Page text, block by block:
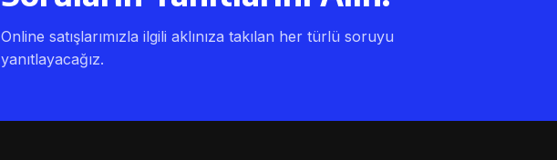
Online satışlarımızla ilgili aklınıza takılan her türlü soruyu
yanıtlayacağız.